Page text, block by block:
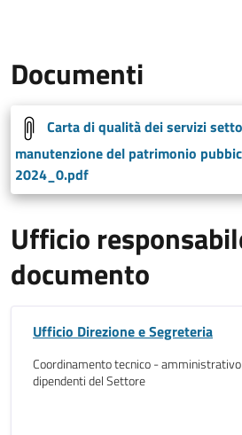
Documenti
Carta di qualità dei servizi
manutenzione del patrimonio
2024_0.pdf
Ufficio
documento
Ufficio Direzione e Segreteria
Coordinamento tecnico -
dipendenti del Settore